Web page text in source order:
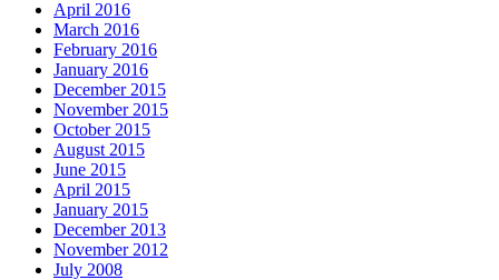
April 2016
March 2016
February 2016
January 2016
December 2015
November 2015
October 2015
August 2015
June 2015
April 2015
January 2015
December 2013
November 2012
July 2008